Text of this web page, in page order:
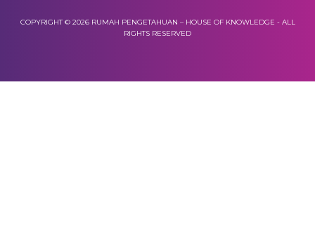
COPYRIGHT © 2026 RUMAH PENGETAHUAN – HOUSE OF KNOWLEDGE - ALL
RIGHTS RESERVED